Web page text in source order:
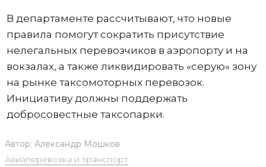
В департаменте рассчитывают, что новые
правила помогут сократить присутствие
нелегальных перевозчиков в аэропорту и на
вокзалах, а также ликвидировать «серую» зону
на рынке таксомоторных перевозок.
Инициативу должны поддержать
добросовестные таксопарки.
Автор: Александр Мошков
Авиаперевозка и транспорт